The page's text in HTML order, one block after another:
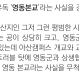
독 '영동본교'라는 사실을
지인 그저 그런 평범한
공이 상당히 크고, 영동
는데 아산캠퍼스 개교와
러블 탓에 영동군과 상생
동 본교라는 사실을 무